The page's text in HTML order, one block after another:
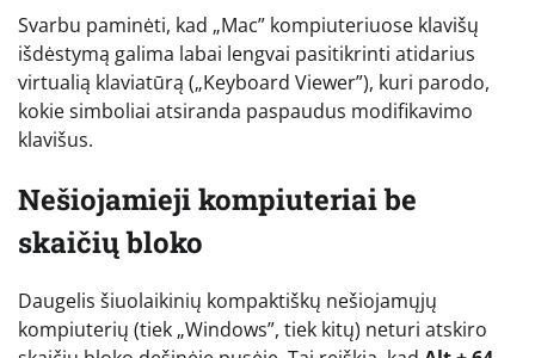
Svarbu paminėti, kad „Mac” kompiuteriuose klavišų
išdėstymą galima labai lengvai pasitikrinti atidarius
virtualią klaviatūrą („Keyboard Viewer”), kuri parodo,
kokie simboliai atsiranda paspaudus modifikavimo
klavišus.
Nešiojamieji kompiuteriai be
skaičių bloko
Daugelis šiuolaikinių kompaktiškų nešiojamųjų
kompiuterių (tiek „Windows”, tiek kitų) neturi atskiro